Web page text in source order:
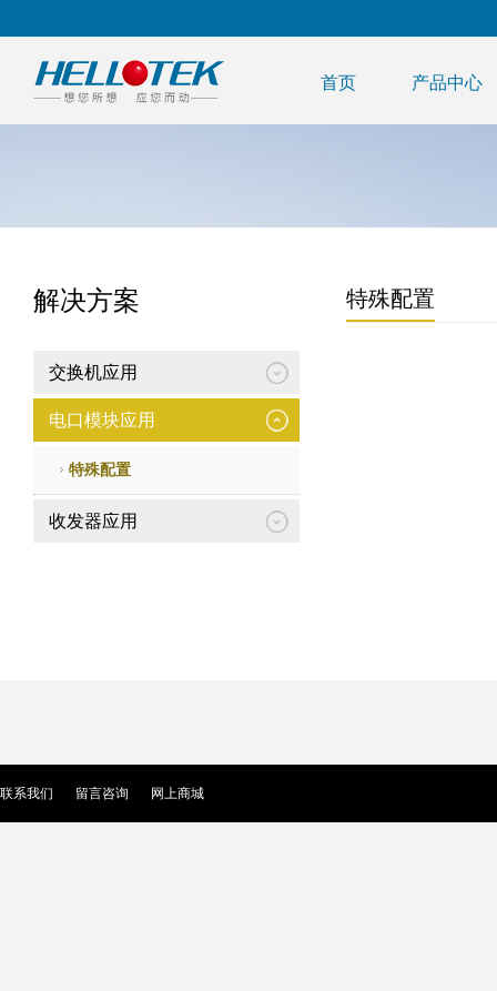
首页 产品中心
解决方案
交换机应用
电口模块应用
特殊配置
收发器应用
特殊配置
联系我们 留言咨询 网上商城